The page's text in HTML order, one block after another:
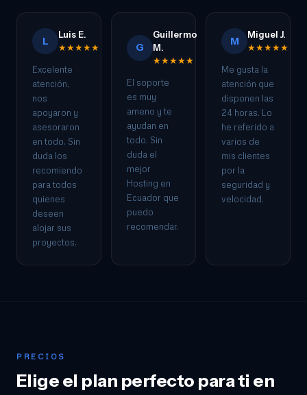
L
Luis E.
★★★★★
Excelente
atención,
nos
apoyaron y
asesoraron
en todo. Sin
duda los
recomiendo
para todos
quienes
deseen
alojar sus
proyectos.
G
Guillermo
M.
★★★★★
El soporte
es muy
ameno y te
ayudan en
todo. Sin
duda el
mejor
Hosting en
Ecuador que
puedo
recomendar.
M
Miguel J.
★★★★★
Me gusta la
atención que
disponen las
24 horas. Lo
he referido a
varios de
mis clientes
por la
seguridad y
velocidad.
PRECIOS
Elige el plan perfecto para ti en